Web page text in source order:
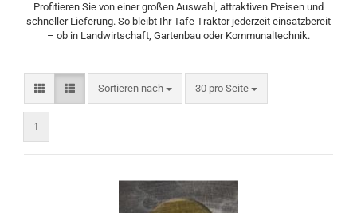
Profitieren Sie von einer großen Auswahl, attraktiven Preisen und
schneller Lieferung. So bleibt Ihr Tafe Traktor jederzeit einsatzbereit
– ob in Landwirtschaft, Gartenbau oder Kommunaltechnik.
Sortieren nach 30 pro Seite
1